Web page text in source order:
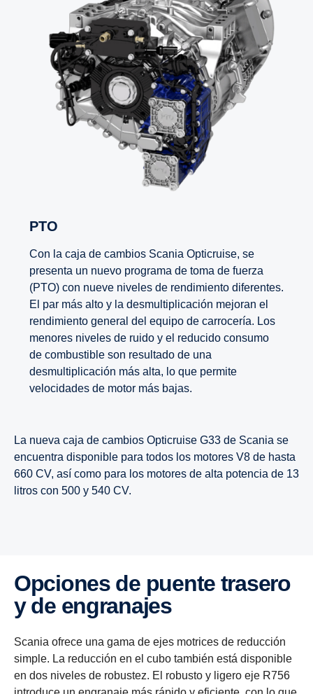
PTO
Con la caja de cambios Scania Opticruise, se
presenta un nuevo programa de toma de fuerza
(PTO) con nueve niveles de rendimiento diferentes.
El par más alto y la desmultiplicación mejoran el
rendimiento general del equipo de carrocería. Los
menores niveles de ruido y el reducido consumo
de combustible son resultado de una
desmultiplicación más alta, lo que permite
velocidades de motor más bajas.
La nueva caja de cambios Opticruise G33 de Scania se
encuentra disponible para todos los motores V8 de hasta
660 CV, así como para los motores de alta potencia de 13
litros con 500 y 540 CV.
La virtud de esta caja de cambios reside en su
sencillez. Resistente y compacta, no presenta
ninguna relación para vehículos lentos; y la acción
positiva y uniforme facilita el cambio de marchas.
Entre las opciones se incluyen Scania Opticruise,
Scania Retarder y una selección de tomas de
fuerza.
Esta caja de cambios se ha diseñado para
enfrentarse a los terrenos más desafiantes, por lo
que constituye la opción perfecta para las exigentes
tareas de transporte de larga distancia. Sus
relaciones de pasos cortos combinan un peso
ligero con la facilidad de conducción y una
excepcional economía operativa.
Opciones de puente trasero
y de engra­najes
Scania ofrece una gama de ejes motrices de reducción
simple. La reducción en el cubo también está disponible
en dos niveles de robustez. El robusto y ligero eje R756